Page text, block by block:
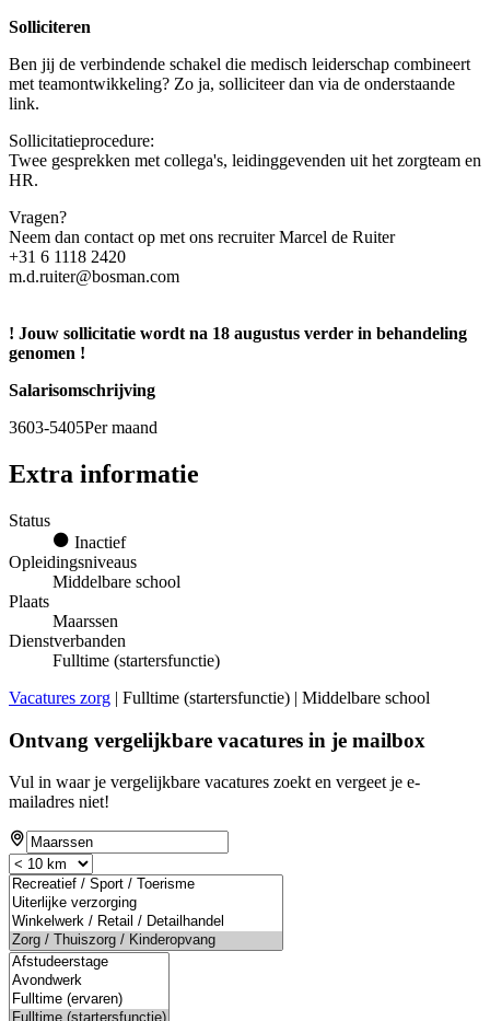
Solliciteren
Ben jij de verbindende schakel die medisch leiderschap combineert
met teamontwikkeling? Zo ja, solliciteer dan via de onderstaande
link.
Sollicitatieprocedure:
Twee gesprekken met collega's, leidinggevenden uit het zorgteam en
HR.
Vragen?
Neem dan contact op met ons recruiter Marcel de Ruiter
+31 6 1118 2420
m.d.ruiter@bosman.com
! Jouw sollicitatie wordt na 18 augustus verder in behandeling
genomen !
Salarisomschrijving
3603-5405Per maand
Extra informatie
Status
Inactief
Opleidingsniveaus
Middelbare school
Plaats
Maarssen
Dienstverbanden
Fulltime (startersfunctie)
Vacatures zorg | Fulltime (startersfunctie) | Middelbare school
Ontvang vergelijkbare vacatures in je mailbox
Vul in waar je vergelijkbare vacatures zoekt en vergeet je e-
mailadres niet!